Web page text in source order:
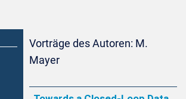
Vorträge des Autoren: M.
Mayer